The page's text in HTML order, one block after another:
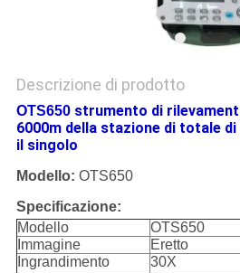
Descrizione di prodotto
OTS650strumento di
6000m della stazione di totale
il singolo
Modello: OTS650
Specificazione:
Modello
OTS650
Immagine
Eretto
Ingrandimento
30X